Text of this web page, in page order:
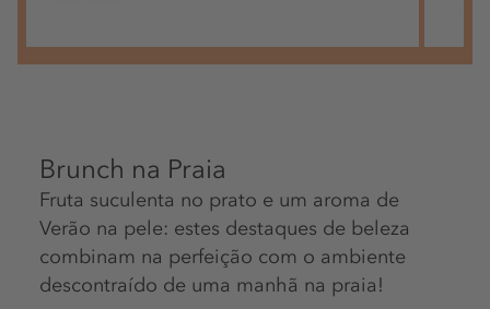
Brunch na Praia
Fruta suculenta no prato e um aroma de
Verão na pele: estes destaques de beleza
combinam na perfeição com o ambiente
descontraído de uma manhã na praia!